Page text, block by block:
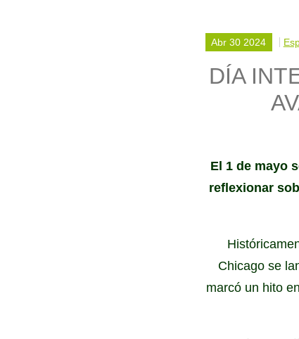
Abr 30 2024
DÍA
El 1 de mayo
reflexionar
Chicago se
marcó un hito